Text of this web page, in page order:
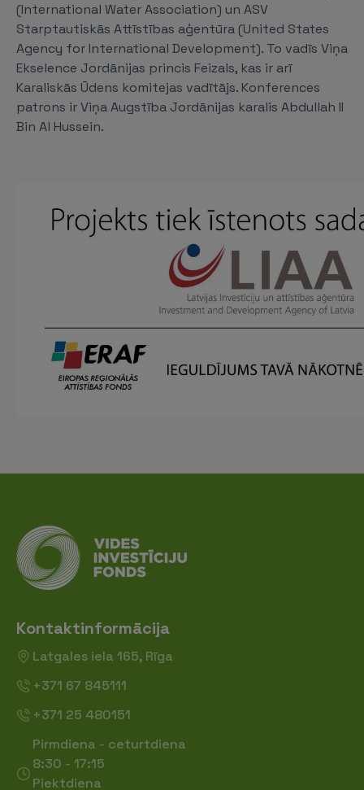
(International Water Association) un ASV
Starptautiskās Attīstības aģentūra (United States
Agency for International Development). To vadīs Viņa
Ekselence Jordānijas princis Feizals, kas ir arī
Karaliskās Ūdens komitejas vadītājs. Konferences
patrons ir Viņa Augstība Jordānijas karalis Abdullah II
Bin Al Hussein.
Kontaktinformācija
Latgales iela 165, Rīga
+371 67 845111
+371 25 480151
Pirmdiena - ceturtdiena
8:30 - 17:15
Piektdiena